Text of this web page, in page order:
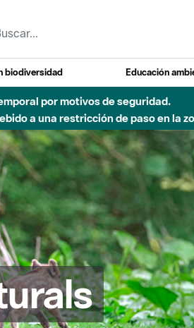
biodiversidad Educación
por motivos de seguridad.
a una restricción de paso en la